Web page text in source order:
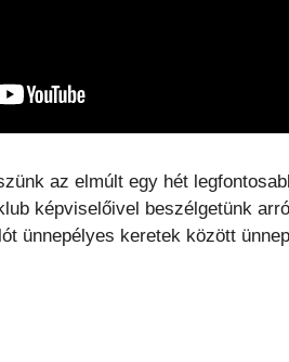
az elmúlt egy hét
képviselőivel beszélgetünk
ünnepélyes keretek között